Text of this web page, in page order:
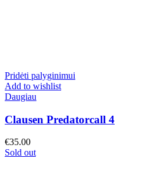
Pridėti palyginimui
Add to wishlist
Daugiau
Clausen Predatorcall 4
€35.00
Sold out